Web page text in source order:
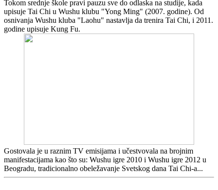
Tokom srednje škole pravi pauzu sve do odlaska na studije, kada
upisuje Tai Chi u Wushu klubu "Yong Ming" (2007. godine). Od
osnivanja Wushu kluba "Laohu" nastavlja da trenira Tai Chi, i 2011.
godine upisuje Kung Fu.
Gostovala je u raznim TV emisijama i učestvovala na brojnim
manifestacijama kao što su: Wushu igre 2010 i Wushu igre 2012 u
Beogradu, tradicionalno obeležavanje Svetskog dana Tai Chi-a...